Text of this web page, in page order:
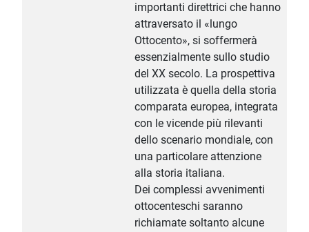
importanti direttrici che hanno
attraversato il «lungo
Ottocento», si soffermerà
essenzialmente sullo studio
del XX secolo. La prospettiva
utilizzata è quella della storia
comparata europea, integrata
con le vicende più rilevanti
dello scenario mondiale, con
una particolare attenzione
alla storia italiana.
Dei complessi avvenimenti
ottocenteschi saranno
richiamate soltanto alcune